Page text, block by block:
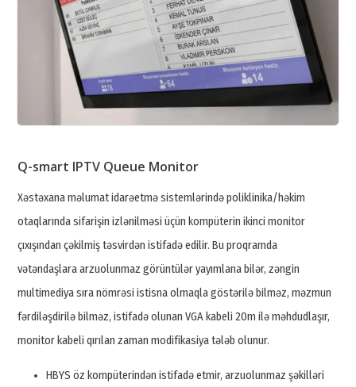
Q-smart IPTV Queue Monitor
Xəstəxana məlumat idarəetmə sistemlərində poliklinika/həkim
otaqlarında sifarişin izlənilməsi üçün kompüterin ikinci monitor
çıxışından çəkilmiş təsvirdən istifadə edilir. Bu proqramda
vətəndaşlara arzuolunmaz görüntülər yayımlana bilər, zəngin
multimediya sıra nömrəsi istisna olmaqla göstərilə bilməz, məzmun
fərdiləşdirilə bilməz, istifadə olunan VGA kabeli 20m ilə məhdudlaşır,
monitor kabeli qırılan zaman modifikasiya tələb olunur.
HBYS öz kompüterindən istifadə etmir, arzuolunmaz şəkilləri